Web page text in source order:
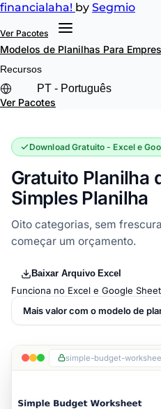
financialaha! by Segmio
Ver Pacotes
Modelos de Planilhas Para
Recursos
Ver Pacotes
Download Gratuito - Excel e
Gratuito Planilha
Simples Planilha
Oito categorias, sem
começar um orçamento.
Baixar Arquivo Excel
Funciona no Excel e Google
Mais valor com o modelo de
simple-budget-